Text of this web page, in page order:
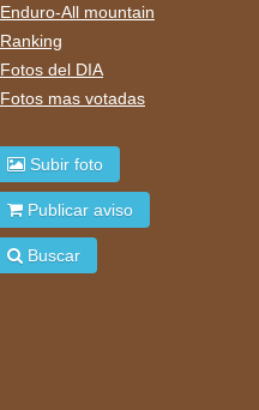
Enduro-All mountain
Ranking
Fotos del DIA
Fotos mas votadas
Subir foto
Publicar aviso
Buscar